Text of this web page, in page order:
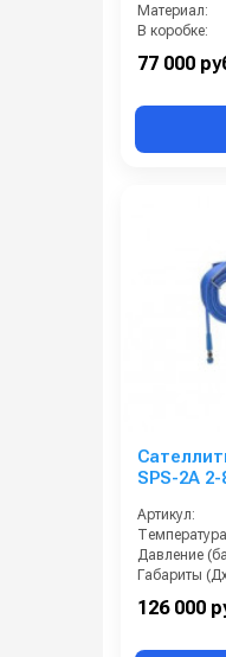
Материал:
В коробке:
77 000
SPS-2A
Артикул:
Давление
Габариты
Материал
126 000